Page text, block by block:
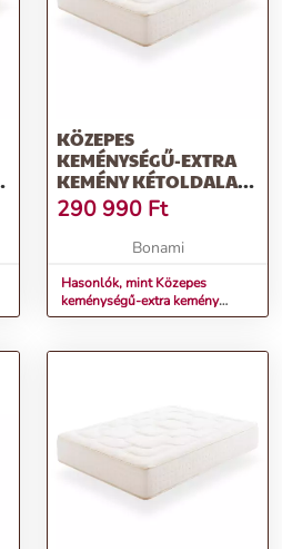
KÖZEPES
KEMÉNYSÉGŰ-EXTRA
KEMÉNY KÉTOLDALAS
HAB MATRAC 140X200
CM REGAL SUPREME –
290 990 Ft
Bonami
Hasonlók, mint Közepes
keménységű-extra kemény
kétoldalas hab matrac 140x200